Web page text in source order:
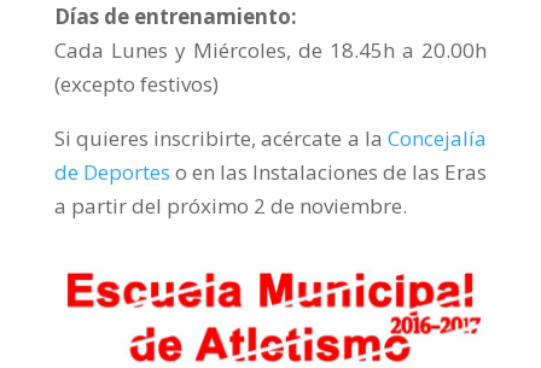
Días de entrenamiento:
Cada Lunes y Miércoles, de 18.45h a 20.00h
(excepto festivos)
Si quieres inscribirte, acércate a laConcejalía
de Deportes o en las Instalaciones de las Eras
a partir del próximo 2 de noviembre.